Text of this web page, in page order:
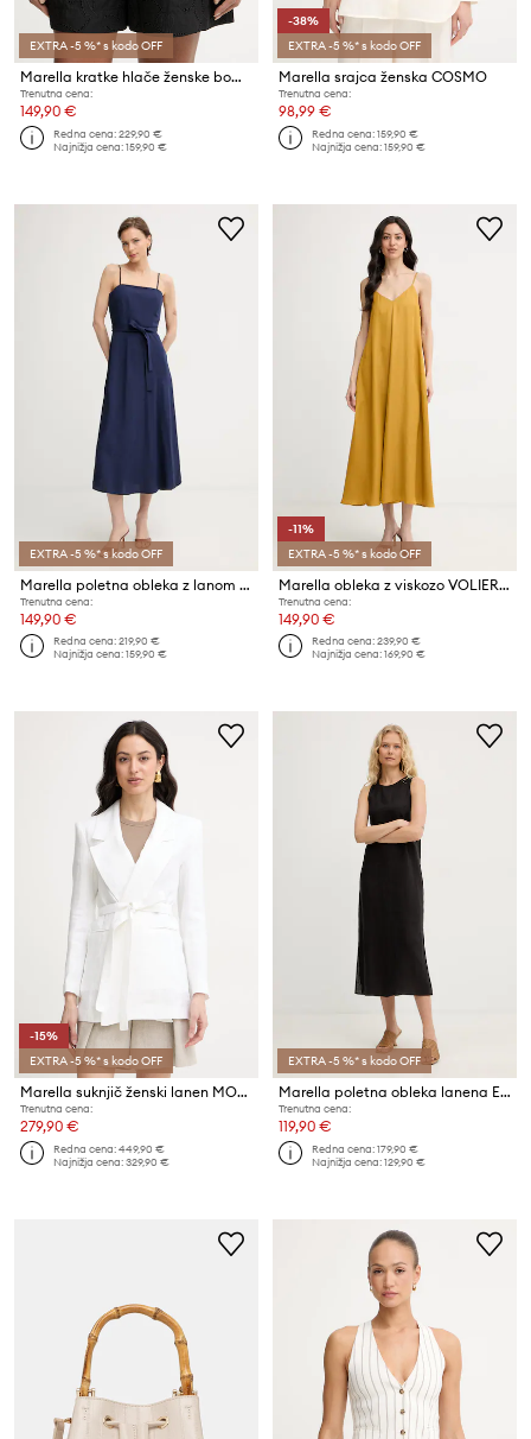
EXTRA -5 %* s kodo OFF
Marella kratke hlače ženske bombažne MIELE
Trenutna cena:
149,90 €
Redna cena:229,90 €
Najnižja cena:159,90 €
-38%
EXTRA -5 %* s kodo OFF
Marella srajca ženska COSMO
Trenutna cena:
98,99 €
Redna cena:159,90 €
Najnižja cena:159,90 €
EXTRA -5 %* s kodo OFF
Marella poletna obleka z lanom Emme by Marella
Trenutna cena:
149,90 €
Redna cena:219,90 €
Najnižja cena:159,90 €
-11%
EXTRA -5 %* s kodo OFF
Marella obleka z viskozo VOLIERA
Trenutna cena:
149,90 €
Redna cena:239,90 €
Najnižja cena:169,90 €
-15%
EXTRA -5 %* s kodo OFF
Marella suknjič ženski lanen MODICO
Trenutna cena:
279,90 €
Redna cena:449,90 €
Najnižja cena:329,90 €
EXTRA -5 %* s kodo OFF
Marella poletna obleka lanena Emme by Marella
Trenutna cena:
119,90 €
Redna cena:179,90 €
Najnižja cena:129,90 €